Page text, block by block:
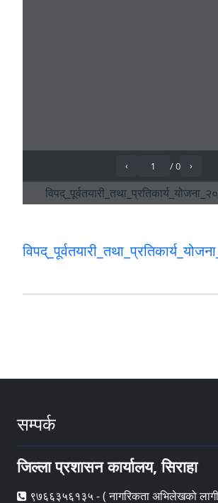
सम्पर्क
जिल्ला प्रशासन कार्यालय, सिराहा
९७६६३५६१३५ - ( नागरिकता अभिलेखको